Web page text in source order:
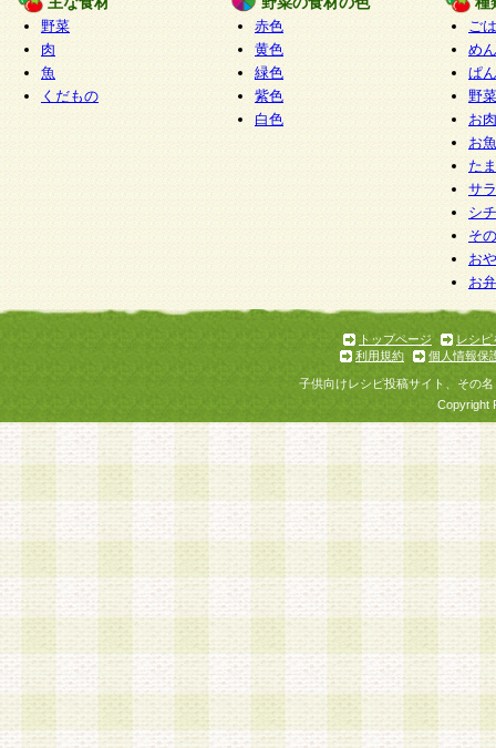
○開示対象個人情報の開示等および問い合わせ窓口
本人からの求めにより、当社が本件により取得
報の利用目的の通知・開示・内容の訂正・追加
停止・消去及び第三者への提供の禁止（以下、
といいます。）に応じます。
開示等に応じる窓口は以下になります。
ぱくすく食堂個人情報お客様相談窓口 paku-
m
個人情報を与えることは任意ですが、個人情報
意をいただけない場合には、当社のサービスの
お問い合わせ・ご相談への対応ができない場合
野菜
肉
魚
くだもの
赤色
黄色
緑色
紫色
白色
ご
めん
ぱん
野
お
お
た
サ
シ
そ
お
お
トップページ
レシピ
利用規約
個人情報保
子供向けレシピ投稿サイト、その
Copyright